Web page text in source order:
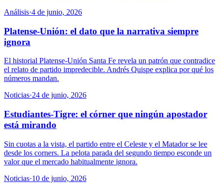
Análisis·4 de junio, 2026
Platense-Unión: el dato que la narrativa siempre
ignora
El historial Platense-Unión Santa Fe revela un patrón que contradice
el relato de partido impredecible. Andrés Quispe explica por qué los
números mandan.
Noticias·24 de junio, 2026
Estudiantes-Tigre: el córner que ningún apostador
está mirando
Sin cuotas a la vista, el partido entre el Celeste y el Matador se lee
desde los corners. La pelota parada del segundo tiempo esconde un
valor que el mercado habitualmente ignora.
Noticias·10 de junio, 2026